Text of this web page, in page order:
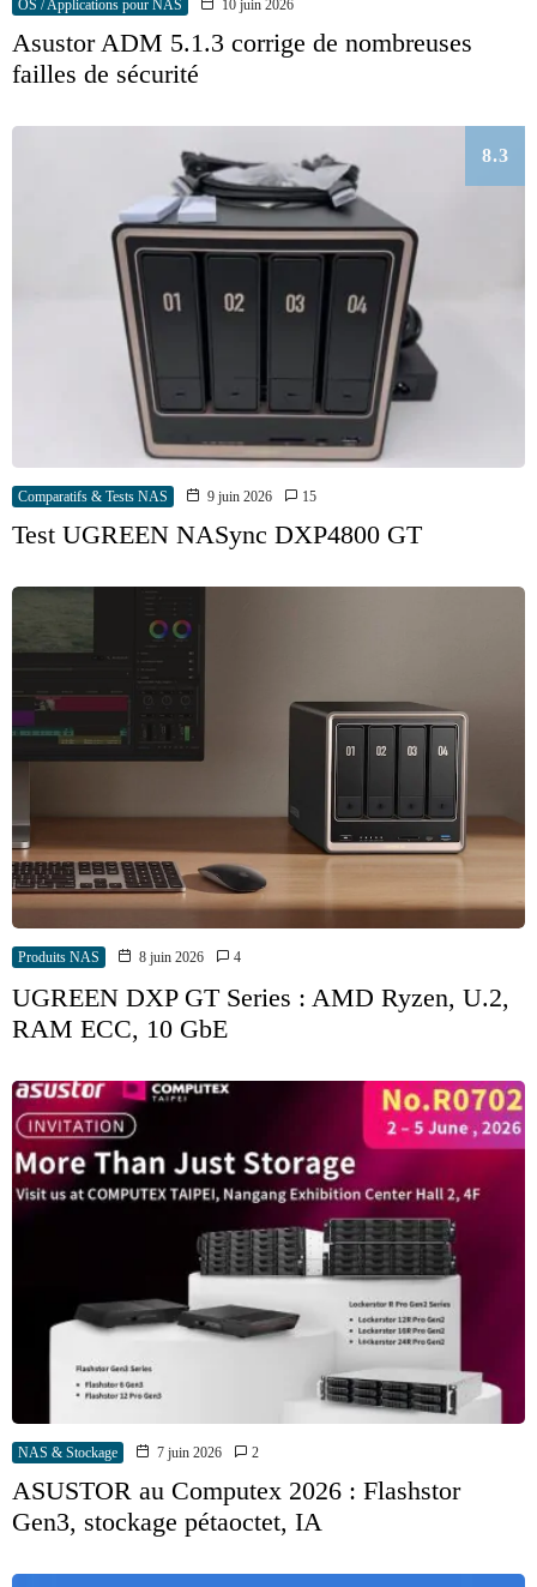
OS / Applications pour NAS 10 juin 2026
Asustor ADM 5.1.3 corrige de nombreuses
failles de sécurité
8.3
Comparatifs & Tests NAS 9 juin 2026 15
Test UGREEN NASync DXP4800 GT
Produits NAS 8 juin 2026 4
UGREEN DXP GT Series : AMD Ryzen, U.2,
RAM ECC, 10 GbE
NAS & Stockage 7 juin 2026 2
ASUSTOR au Computex 2026 : Flashstor
Gen3, stockage pétaoctet, IA